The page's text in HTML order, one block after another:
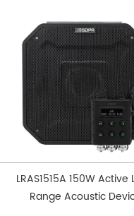
LRAS1515A 150W Active
Range Acoustic